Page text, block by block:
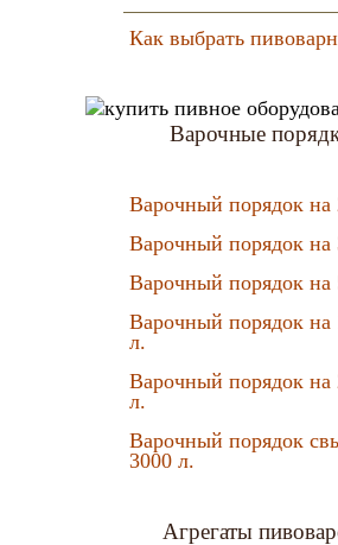
Как выбрать
Варочные
Варочный порядок на
Варочный порядок на
Варочный порядок на
Варочный порядок на
л.
Варочный порядок на
л.
Варочный порядок
3000 л.
Агрегаты